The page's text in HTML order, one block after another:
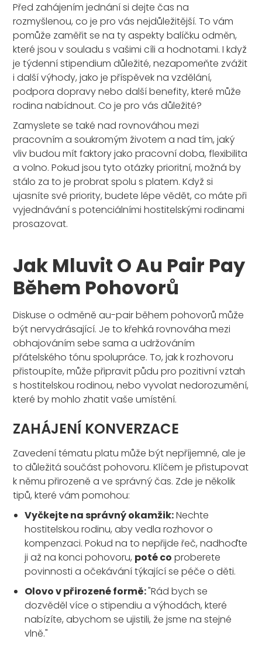
Před zahájením jednání si dejte čas na
rozmyšlenou, co je pro vás nejdůležitější. To vám
pomůže zaměřit se na ty aspekty balíčku odměn,
které jsou v souladu s vašimi cíli a hodnotami. I když
je týdenní stipendium důležité, nezapomeňte zvážit
i další výhody, jako je příspěvek na vzdělání,
podpora dopravy nebo další benefity, které může
rodina nabídnout. Co je pro vás důležité?
Zamyslete se také nad rovnováhou mezi
pracovním a soukromým životem a nad tím, jaký
vliv budou mít faktory jako pracovní doba, flexibilita
a volno. Pokud jsou tyto otázky prioritní, možná by
stálo za to je probrat spolu s platem. Když si
ujasníte své priority, budete lépe vědět, co máte při
vyjednávání s potenciálními hostitelskými rodinami
prosazovat.
Jak Mluvit O Au Pair Pay
Během Pohovorů
Diskuse o odměně au-pair během pohovorů může
být nervydrásající. Je to křehká rovnováha mezi
obhajováním sebe sama a udržováním
přátelského tónu spolupráce. To, jak k rozhovoru
přistoupíte, může připravit půdu pro pozitivní vztah
s hostitelskou rodinou, nebo vyvolat nedorozumění,
které by mohlo zhatit vaše umístění.
ZAHÁJENÍ KONVERZACE
Zavedení tématu platu může být nepříjemné, ale je
to důležitá součást pohovoru. Klíčem je přistupovat
k němu přirozeně a ve správný čas. Zde je několik
tipů, které vám pomohou:
Vyčkejte na správný okamžik:Nechte
hostitelskou rodinu, aby vedla rozhovor o
kompenzaci. Pokud na to nepřijde řeč, nadhoďte
ji až na konci pohovoru, poté co proberete
povinnosti a očekávání týkající se péče o děti.
Olovo v přirozené formě:"Rád bych se
dozvěděl více o stipendiu a výhodách, které
nabízíte, abychom se ujistili, že jsme na stejné
vlně."